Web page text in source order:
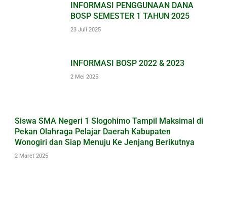
INFORMASI PENGGUNAAN DANA
BOSP SEMESTER 1 TAHUN 2025
23 Juli 2025
INFORMASI BOSP 2022 & 2023
2 Mei 2025
Siswa SMA Negeri 1 Slogohimo Tampil Maksimal di
Pekan Olahraga Pelajar Daerah Kabupaten
Wonogiri dan Siap Menuju Ke Jenjang Berikutnya
2 Maret 2025